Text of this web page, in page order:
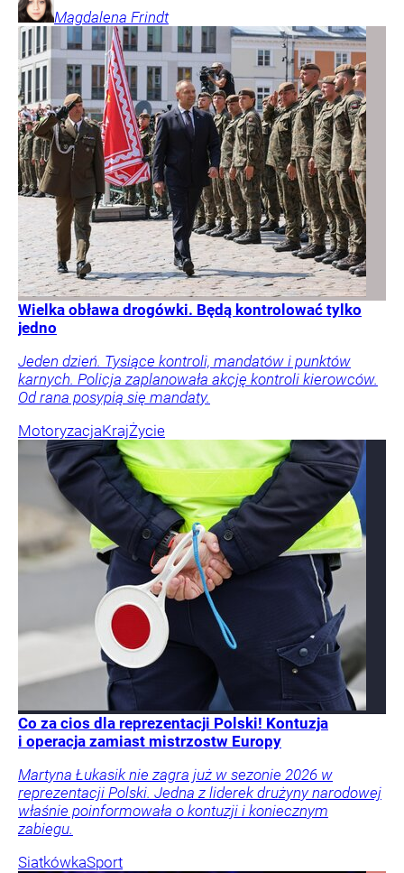
Magdalena Frindt
Wielka obława drogówki. Będą kontrolować tylko
jedno
Jeden dzień. Tysiące kontroli, mandatów i punktów
karnych. Policja zaplanowała akcję kontroli kierowców.
Od rana posypią się mandaty.
MotoryzacjaKrajŻycie
Co za cios dla reprezentacji Polski! Kontuzja
i operacja zamiast mistrzostw Europy
Martyna Łukasik nie zagra już w sezonie 2026 w
reprezentacji Polski. Jedna z liderek drużyny narodowej
właśnie poinformowała o kontuzji i koniecznym
zabiegu.
SiatkówkaSport